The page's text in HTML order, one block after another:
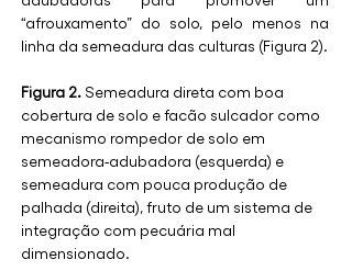
“afrouxamento” do solo, pelo menos na
linha da semeadura das culturas (Figura 2).
Figura 2. Semeadura direta com boa
cobertura de solo e facão sulcador como
mecanismo rompedor de solo em
semeadora-adubadora (esquerda) e
semeadura com pouca produção de
palhada (direita), fruto de um sistema de
integração com pecuária mal
dimensionado.